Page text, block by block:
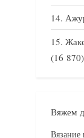
(16 870)
Вяжем
Вязание